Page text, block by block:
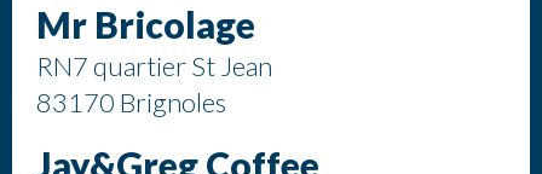
Mr Bricolage
RN7 quartier St Jean
83170 Brignoles
Jay&Greg Coffee